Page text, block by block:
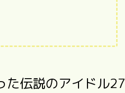
た伝説のアイドル27